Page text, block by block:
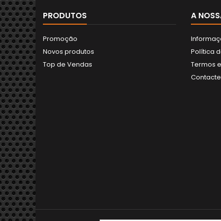
PRODUTOS
Promoção
Novos produtos
Top de Vendas
A
Política
Termos